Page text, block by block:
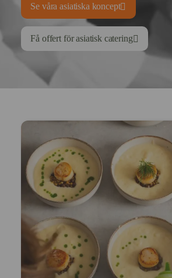
Se våra asiatiska koncept
Få offert för asiatisk catering